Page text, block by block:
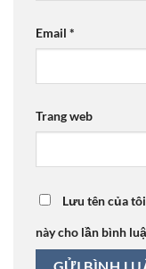
Email *
Trang web
Lưu tên của
này cho lần bình